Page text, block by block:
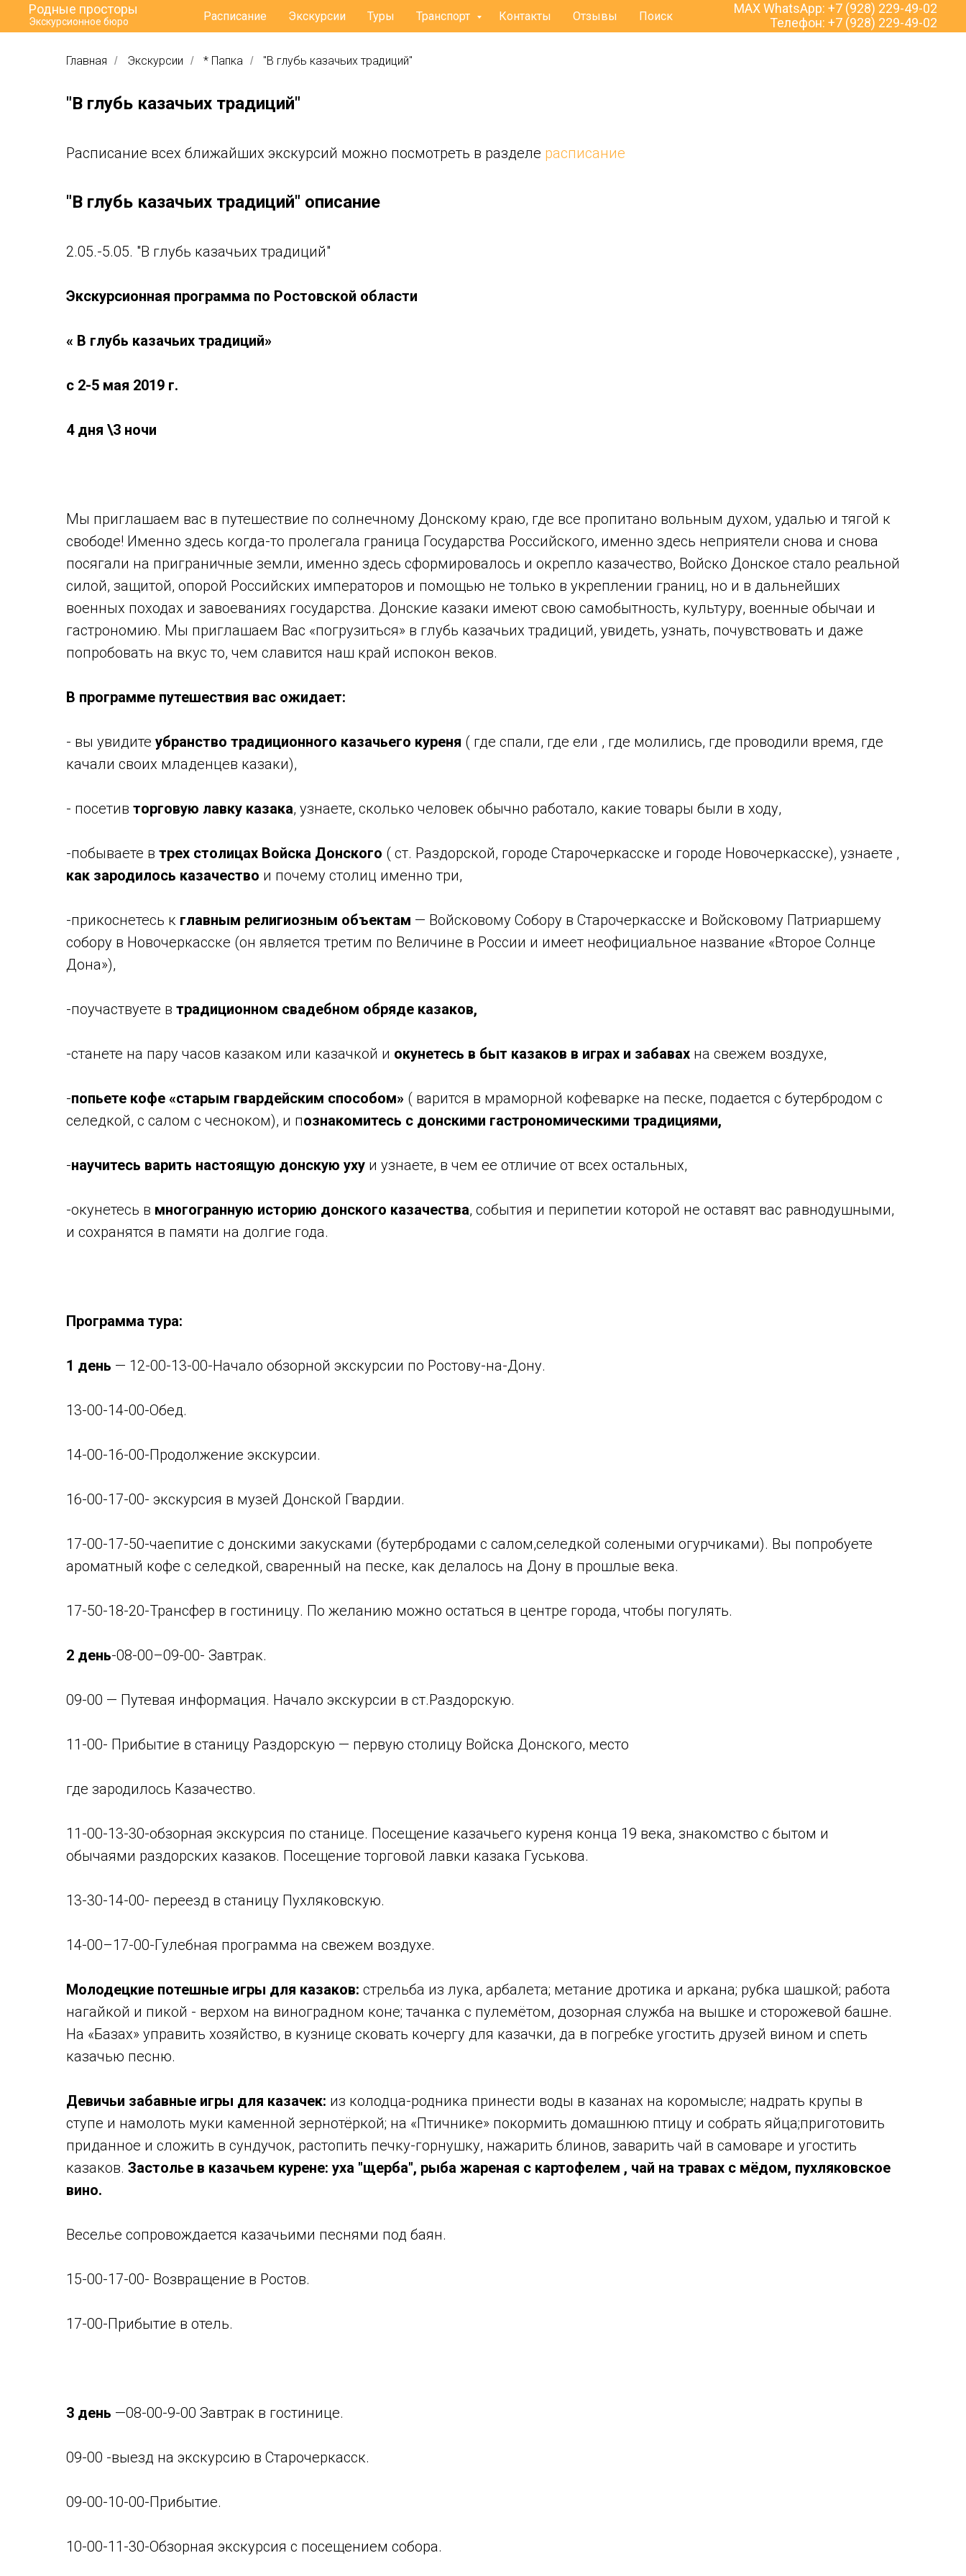
Родные просторы
Экскурсионное бюро Расписание Экскурсии Туры Транспорт Контакты Отзывы Поиск
MAX WhatsApp: +7 (928) 229-49-02
Телефон: +7 (928) 229-49-02
Главная / Экскурсии / * Папка / "В глубь казачьих традиций"
"В глубь казачьих традиций"
Расписание всех ближайших экскурсий можно посмотреть в разделе расписание
"В глубь казачьих традиций" описание
2.05.-5.05. "В глубь казачьих традиций"
Экскурсионная программа по Ростовской области
« В глубь казачьих традиций»
с 2-5 мая 2019 г.
4 дня \3 ночи
Мы приглашаем вас в путешествие по солнечному Донскому краю, где все пропитано вольным духом, удалью и тягой к
свободе! Именно здесь когда-то пролегала граница Государства Российского, именно здесь неприятели снова и снова
посягали на приграничные земли, именно здесь сформировалось и окрепло казачество, Войско Донское стало реальной
силой, защитой, опорой Российских императоров и помощью не только в укреплении границ, но и в дальнейших
военных походах и завоеваниях государства. Донские казаки имеют свою самобытность, культуру, военные обычаи и
гастрономию. Мы приглашаем Вас «погрузиться» в глубь казачьих традиций, увидеть, узнать, почувствовать и даже
попробовать на вкус то, чем славится наш край испокон веков.
В программе путешествия вас ожидает:
- вы увидите убранство традиционного казачьего куреня ( где спали, где ели , где молились, где проводили время, где
качали своих младенцев казаки),
- посетив торговую лавку казака, узнаете, сколько человек обычно работало, какие товары были в ходу,
-побываете в трех столицах Войска Донского ( ст. Раздорской, городе Старочеркасске и городе Новочеркасске), узнаете ,
как зародилось казачество и почему столиц именно три,
-прикоснетесь к главным религиозным объектам — Войсковому Собору в Старочеркасске и Войсковому Патриаршему
собору в Новочеркасске (он является третим по Величине в России и имеет неофициальное название «Второе Солнце
Дона»),
-поучаствуете в традиционном свадебном обряде казаков,
-станете на пару часов казаком или казачкой и окунетесь в быт казаков в играх и забавах на свежем воздухе,
-попьете кофе «старым гвардейским способом» ( варится в мраморной кофеварке на песке, подается с бутербродом с
селедкой, с салом с чесноком), и познакомитесь с донскими гастрономическими традициями,
-научитесь варить настоящую донскую уху и узнаете, в чем ее отличие от всех остальных,
-окунетесь в многогранную историю донского казачества, события и перипетии которой не оставят вас равнодушными,
и сохранятся в памяти на долгие года.
Программа тура:
1 день — 12-00-13-00-Начало обзорной экскурсии по Ростову-на-Дону.
13-00-14-00-Обед.
14-00-16-00-Продолжение экскурсии.
16-00-17-00- экскурсия в музей Донской Гвардии.
17-00-17-50-чаепитие с донскими закусками (бутербродами с салом,селедкой солеными огурчиками). Вы попробуете
ароматный кофе с селедкой, сваренный на песке, как делалось на Дону в прошлые века.
17-50-18-20-Трансфер в гостиницу. По желанию можно остаться в центре города, чтобы погулять.
2 день-08-00–09-00- Завтрак.
09-00 — Путевая информация. Начало экскурсии в ст.Раздорскую.
11-00- Прибытие в станицу Раздорскую — первую столицу Войска Донского, место
где зародилось Казачество.
11-00-13-30-обзорная экскурсия по станице. Посещение казачьего куреня конца 19 века, знакомство с бытом и
обычаями раздорских казаков. Посещение торговой лавки казака Гуськова.
13-30-14-00- переезд в станицу Пухляковскую.
14-00–17-00-Гулебная программа на свежем воздухе.
Молодецкие потешные игры для казаков: стрельба из лука, арбалета; метание дротика и аркана; рубка шашкой; работа
нагайкой и пикой - верхом на виноградном коне; тачанка с пулемётом, дозорная служба на вышке и сторожевой башне.
На «Базах» управить хозяйство, в кузнице сковать кочергу для казачки, да в погребке угостить друзей вином и спеть
казачью песню.
Девичьи забавные игры для казачек: из колодца-родника принести воды в казанах на коромысле; надрать крупы в
ступе и намолоть муки каменной зернотёркой; на «Птичнике» покормить домашнюю птицу и собрать яйца;приготовить
приданное и сложить в сундучок, растопить печку-горнушку, нажарить блинов, заварить чай в самоваре и угостить
казаков. Застолье в казачьем курене: уха "щерба", рыба жареная с картофелем , чай на травах с мёдом, пухляковское
вино.
Веселье сопровождается казачьими песнями под баян.
15-00-17-00- Возвращение в Ростов.
17-00-Прибытие в отель.
3 день —08-00-9-00 Завтрак в гостинице.
09-00 -выезд на экскурсию в Старочеркасск.
09-00-10-00-Прибытие.
10-00-11-30-Обзорная экскурсия с посещением собора.